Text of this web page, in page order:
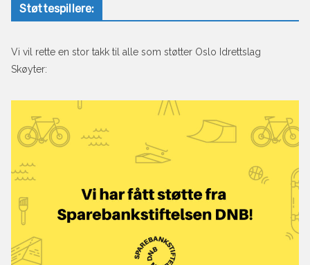
Støttespillere:
Vi vil rette en stor takk til alle som støtter Oslo Idrettslag
Skøyter: